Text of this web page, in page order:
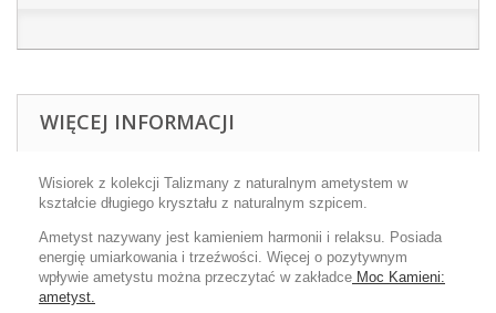
WIĘCEJ INFORMACJI
Wisiorek z kolekcji Talizmany z naturalnym ametystem w
kształcie długiego kryształu z naturalnym szpicem.
Ametyst nazywany jest kamieniem harmonii i relaksu. Posiada
energię umiarkowania i trzeźwości. Więcej o pozytywnym
wpływie ametystu można przeczytać w zakładce Moc Kamieni:
ametyst.